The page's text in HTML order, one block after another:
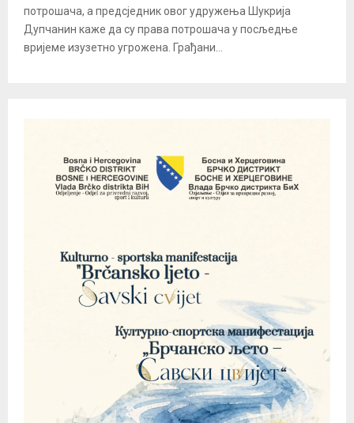
потрошача, а предсједник овог удружења Шукрија
Дупчанин каже да су права потрошача у посљедње
вријеме изузетно угрожена. Грађани...